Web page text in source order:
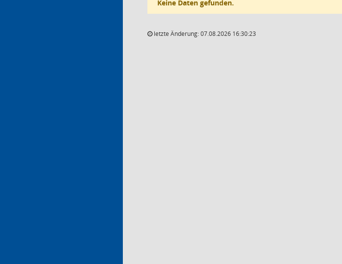
Keine Daten gefunden.
letzte Änderung: 07.08.2026 16:30:23